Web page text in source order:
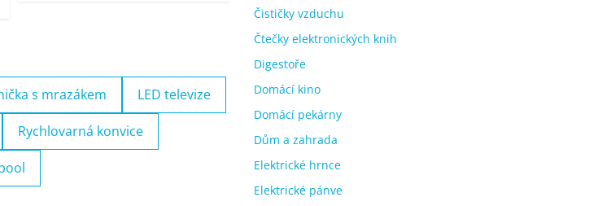
s mrazákem LED televize
Rychlovarná konvice
Čističky vzduchu
Čtečky elektronických knih
Digestoře
Domácí kino
Domácí pekárny
Dům a zahrada
Elektrické hrnce
Elektrické pánve